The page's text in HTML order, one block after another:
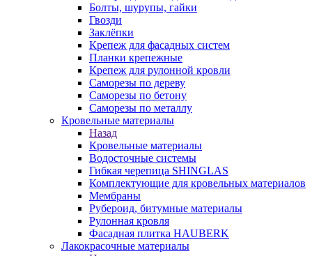
Болты, шурупы, гайки
Гвозди
Заклёпки
Крепеж для фасадных систем
Планки крепежные
Крепеж для рулонной кровли
Саморезы по дереву
Саморезы по бетону
Саморезы по металлу
Кровельные материалы
Назад
Кровельные материалы
Водосточные системы
Гибкая черепица SHINGLAS
Комплектующие для кровельных материалов
Мембраны
Рубероид, битумные материалы
Рулонная кровля
Фасадная плитка HAUBERK
Лакокрасочные материалы